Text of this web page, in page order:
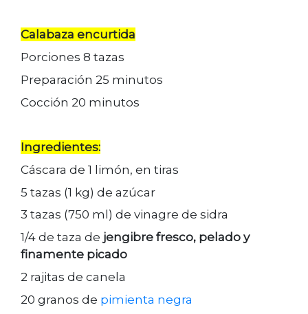
Calabaza encurtida
Porciones 8 tazas
Preparación 25 minutos
Cocción 20 minutos
Ingredientes:
Cáscara de 1 limón, en tiras
5 tazas (1 kg) de azúcar
3 tazas (750 ml) de vinagre de sidra
1/4 de taza de jengibre fresco, pelado y
finamente picado
2 rajitas de canela
20 granos de pimienta negra